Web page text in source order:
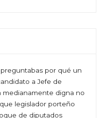
por qué un
a Jefe de
medianamente digna no
legislador porteño
de diputados